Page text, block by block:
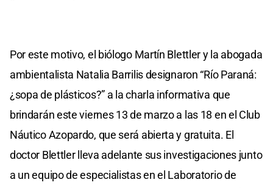
Por este motivo, el biólogo Martín Blettler y la abogada
ambientalista Natalia Barrilis designaron “Río Paraná:
¿sopa de plásticos?” a la charla informativa que
brindarán este viernes 13 de marzo a las 18 en el Club
Náutico Azopardo, que será abierta y gratuita. El
doctor Blettler lleva adelante sus investigaciones junto
a un equipo de especialistas en el Laboratorio de